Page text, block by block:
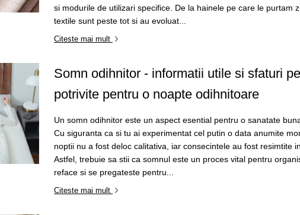
si modurile de utilizari specifice. De la hainele pe care le purtam
textile sunt peste tot si au evoluat...
Citeste mai mult
Somn odihnitor - informatii utile si sfaturi
potrivite pentru o noapte odihnitoare
Un somn odihnitor este un aspect esential pentru o sanatate
Cu siguranta ca si tu ai experimentat cel putin o data anumite
noptii nu a fost deloc calitativa, iar consecintele au fost resimtite
Astfel, trebuie sa stii ca somnul este un proces vital pentru
reface si se pregateste pentru...
Citeste mai mult